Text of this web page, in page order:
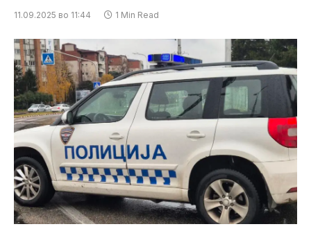
11.09.2025 во 11:44 1 Min Read